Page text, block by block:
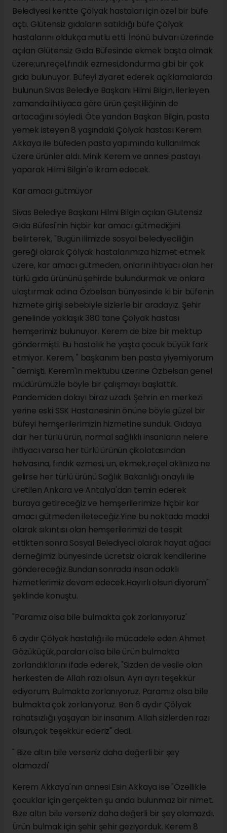
Belediyesi kentte Çölyak hastaları için özel bir büfe
açtı. Glütensiz gıdaların satıldığı büfe Çölyak
hastalarını oldukça mutlu etti. İnönü bulvarı üzerinde
açılan Glütensiz Gıda Büfesinde ekmek başta olmak
üzere;un,reçel,fındık ezmesi,dondurma gibi bir çok
gıda bulunuyor. Büfeyi ziyaret ederek açıklamalarda
bulunun Sivas Belediye Başkanı Hilmi Bilgin, ilerleyen
zamanda ihtiyaca göre ürün çeşitliliğinin de
artacağını söyledi. Öte yandan Başkan Bilgin, pasta
yemek isteyen 8 yaşındaki Çölyak hastası Kerem
Akkaya ile büfeden pasta yapımında kullanılmak
üzere ürünler aldı. Minik Kerem ve annesi pastayı
yaparak Hilmi Bilgin'e ikram edecek.
Kar amacı gütmüyor
Sivas Belediye Başkanı Hilmi Bilgin açılan Glutensiz
Gıda Büfesi'nin hiçbir kar amacı gütmediğini
belirterek, "Bugün ilimizde sosyal belediyeciliğin
gereği olarak Çölyak hastalarımıza hizmet etmek
üzere, kar amacı gütmeden, onların ihtiyacı olan her
türlü gıda ürününü şehirde bulundurmak ve onlara
ulaştırmak adına Özbelsan bünyesinde ki bir büfenin
hizmete girişi sebebiyle sizlerle bir aradayız. Şehir
genelinde yaklaşık 380 tane Çölyak hastası
hemşerimiz bulunuyor. Kerem de bize bir mektup
göndermişti. Bu hastalık he yaşta çocuk büyük fark
etmiyor. Kerem, " başkanım ben pasta yiyemiyorum
" demişti. Kerem'in mektubu üzerine Özbelsan genel
müdürümüzle böyle bir çalışmayı başlattık.
Pandemiden dolayı biraz uzadı. Şehrin en merkezi
yerine eski SSK Hastanesinin önüne böyle güzel bir
büfeyi hemşerilerimizin hizmetine sunduk. Gıdaya
dair her türlü ürün, normal sağlıklı insanların nelere
ihtiyacı varsa her türlü ürünün çikolatasından
helvasına, fındık ezmesi, un, ekmek,reçel aklınıza ne
gelirse her türlü ürünü Sağlık Bakanlığı onaylı ile
üretilen Ankara ve Antalya'dan temin ederek
buraya getireceğiz ve hemşerilerimize hiçbir kar
amacı gütmeden ileteceğiz.Yine bu noktada maddi
olarak sıkıntısı olan hemşerilerimizi de tespit
ettikten sonra Sosyal Belediyeci olarak hayat ağacı
derneğimiz bünyesinde ücretsiz olarak kendilerine
göndereceğiz.Bundan sonrada insan odaklı
hizmetlerimiz devam edecek.Hayırlı olsun diyorum"
şeklinde konuştu.
"Paramız olsa bile bulmakta çok zorlanıyoruz'
6 aydır Çölyak hastalığı ile mücadele eden Ahmet
Gözüküçük,paraları olsa bile ürün bulmakta
zorlandıklarını ifade ederek, "Sizden de vesile olan
herkesten de Allah razı olsun. Ayrı ayrı teşekkür
ediyorum. Bulmakta zorlanıyoruz. Paramız olsa bile
bulmakta çok zorlanıyoruz. Ben 6 aydır Çölyak
rahatsızlığı yaşayan bir insanım. Allah sizlerden razı
olsun,çok teşekkür ederiz" dedi.
" Bize altın bile verseniz daha değerli bir şey
olamazdı'
Kerem Akkaya'nın annesi Esin Akkaya ise "Özellikle
çocuklar için gerçekten şu anda bulunmaz bir nimet.
Bize altın bile verseniz daha değerli bir şey olamazdı.
Ürün bulmak için şehir şehir geziyorduk. Kerem 8